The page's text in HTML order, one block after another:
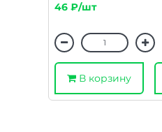
46 ₽/шт
В корзину